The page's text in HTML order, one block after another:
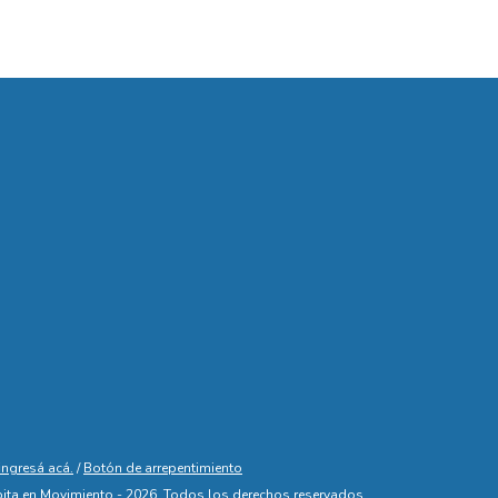
ingresá acá. / Botón de arrepentimiento